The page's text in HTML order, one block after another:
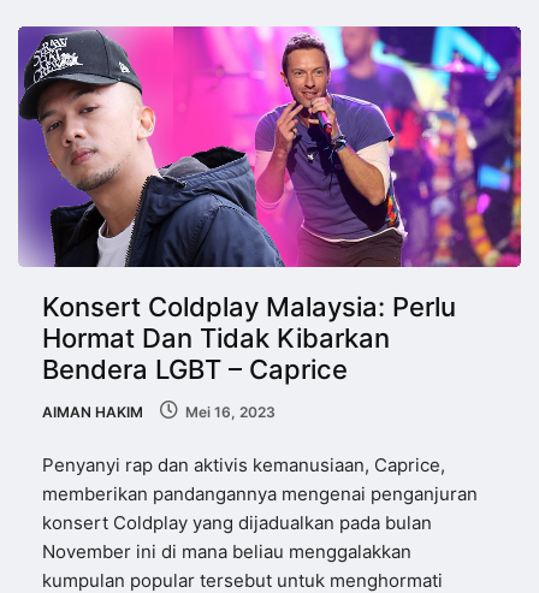
Konsert Coldplay Malaysia: Perlu
Hormat Dan Tidak Kibarkan
Bendera LGBT – Caprice
AIMAN HAKIM Mei 16, 2023
Penyanyi rap dan aktivis kemanusiaan, Caprice,
memberikan pandangannya mengenai penganjuran
konsert Coldplay yang dijadualkan pada bulan
November ini di mana beliau menggalakkan
kumpulan popular tersebut untuk menghormati